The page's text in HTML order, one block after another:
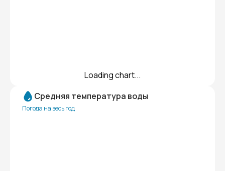
Loading chart...
Средняя температура воды
Погода на весь год